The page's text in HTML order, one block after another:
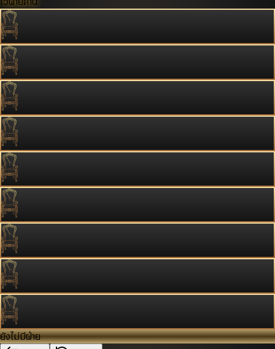
ยังไม่มีฝ่าย